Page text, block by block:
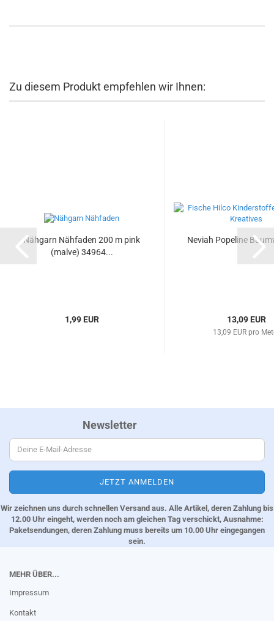
Zu diesem Produkt empfehlen wir Ihnen:
Nähgarn Nähfaden 200 m pink
(malve) 34964...
1,99 EUR
Neviah Popeline
13,09 EUR
13,09 EUR pro
Newsletter
Wir zeichnen uns durch schnellen Versand aus. Alle Artikel, deren Zahlung bis
12.00 Uhr eingeht, werden noch am gleichen Tag verschickt, Ausnahme:
Paketsendungen, deren Zahlung muss bereits um 10.00 Uhr eingegangen
sein.
MEHR ÜBER...
Impressum
Kontakt